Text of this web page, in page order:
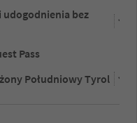
udogodnienia bez
Pass
Południowy Tyrol